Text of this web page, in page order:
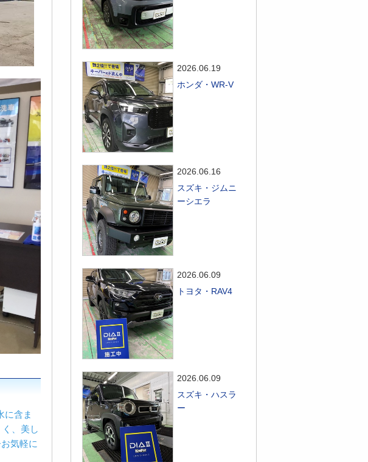
に含ま
、美し
気軽に
2026.06.19
ホンダ・WR-V
2026.06.16
スズキ・ジムニ
ーシエラ
2026.06.09
トヨタ・RAV4
2026.06.09
スズキ・ハスラ
ー